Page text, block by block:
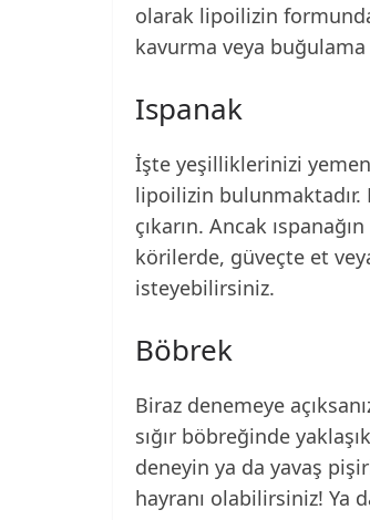
olarak lipoilizin
kavurma veya
Ispanak
İşte yeşilliklerinizi
lipoilizin bulunmaktadır.
çıkarın. Ancak
körilerde, güveçte et
isteyebilirsiniz.
Böbrek
Biraz denemeye
sığır böbreğinde
deneyin ya da yavaş
hayranı olabilirsiniz! Ya